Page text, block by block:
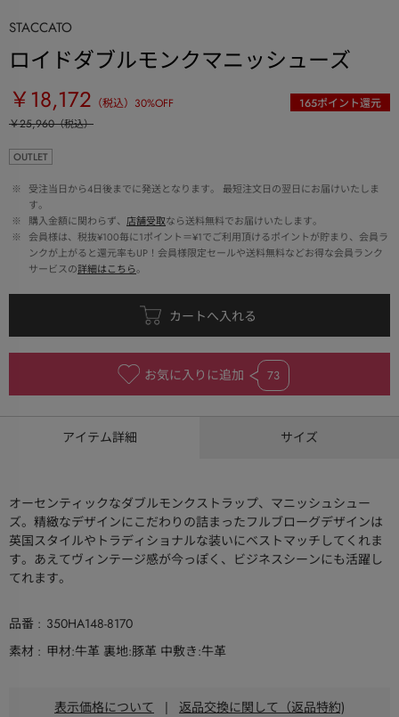
STACCATO
ロイドダブルモンクマニッシューズ
￥18,172 （税込） 30%OFF 165ポイント還元
￥25,960（税込）
OUTLET
※
受注当日から4日後までに発送となります。 最短注文日の翌日にお届けいたしま
す。
※
購入金額に関わらず、 店舗受取なら送料無料でお届けいたします。
※
会員様は、税抜¥100毎に1ポイント＝¥1でご利用頂けるポイントが貯まり、会員ラ
ンクが上がると還元率もUP！会員様限定セールや送料無料などお得な会員ランク
サービスの詳細はこちら。
お気に入りに追加 73
アイテム詳細 サイズ
オーセンティックなダブルモンクストラップ、マニッシュシュー
ズ。精緻なデザインにこだわりの詰まったフルブローグデザインは
英国スタイルやトラディショナルな装いにベストマッチしてくれま
す。あえてヴィンテージ感が今っぽく、ビジネスシーンにも活躍し
てれます。
品番
350HA148-8170
素材
甲材:牛革 裏地:豚革 中敷き:牛革
表示価格について | 返品交換に関して（返品特約)